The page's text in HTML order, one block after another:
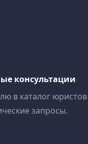
консультации
в каталог
запросы.